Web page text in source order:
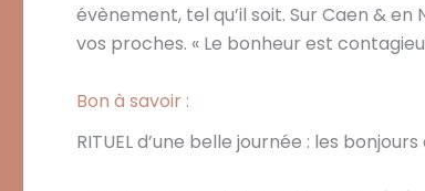
évènement, tel qu’il soit. Sur Caen &
vos proches. « Le bonheur est
Bon à savoir :
RITUEL d’une belle journée : les